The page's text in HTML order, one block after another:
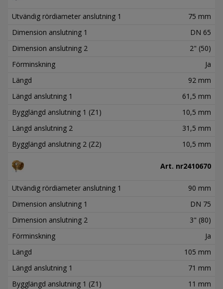
Utvändig rördiameter anslutning 1
75 mm
Dimension anslutning 1
DN 65
Dimension anslutning 2
2" (50)
Förminskning
Ja
Längd
92 mm
Längd anslutning 1
61,5 mm
Bygglängd anslutning 1 (Z1)
10,5 mm
Längd anslutning 2
31,5 mm
Bygglängd anslutning 2 (Z2)
10,5 mm
Art. nr2410670
Utvändig rördiameter anslutning 1
90 mm
Dimension anslutning 1
DN 75
Dimension anslutning 2
3" (80)
Förminskning
Ja
Längd
105 mm
Längd anslutning 1
71 mm
Bygglängd anslutning 1 (Z1)
11 mm